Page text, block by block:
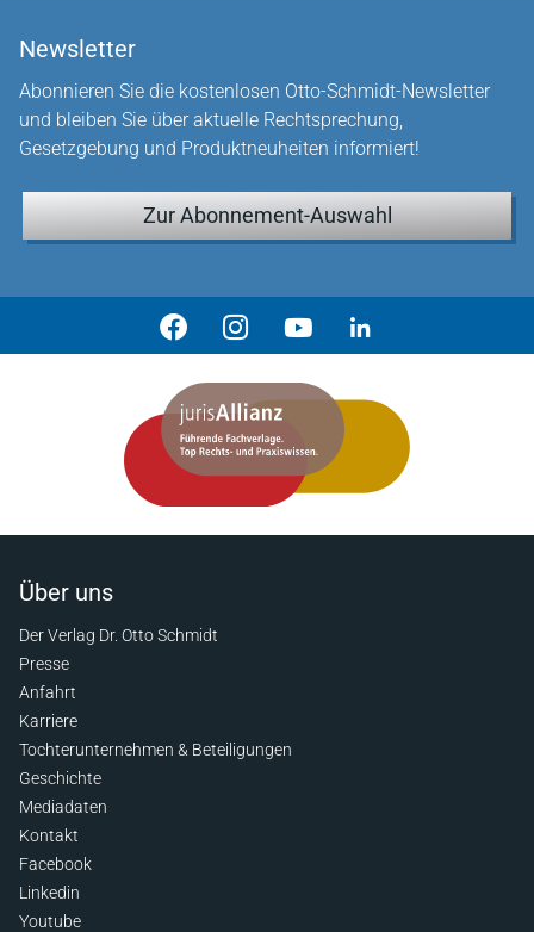
Newsletter
Abonnieren Sie die kostenlosen Otto-Schmidt-Newsletter
und bleiben Sie über aktuelle Rechtsprechung,
Gesetzgebung und Produktneuheiten informiert!
Zur Abonnement-Auswahl
Über uns
Der Verlag Dr. Otto Schmidt
Presse
Anfahrt
Karriere
Tochterunternehmen & Beteiligungen
Geschichte
Mediadaten
Kontakt
Facebook
Linkedin
Youtube